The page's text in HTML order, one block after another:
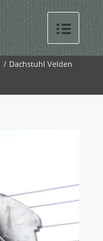
/ Dachstuhl Velden